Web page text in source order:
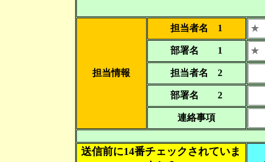
担当情報
担当者名 1
部署名 1
担当者名 2
部署名 2
連絡事項
送信前に14番チェックされていま